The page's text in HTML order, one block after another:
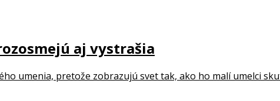
aj vystrašia
umenia, pretože zobrazujú svet tak, ako ho malí umelci